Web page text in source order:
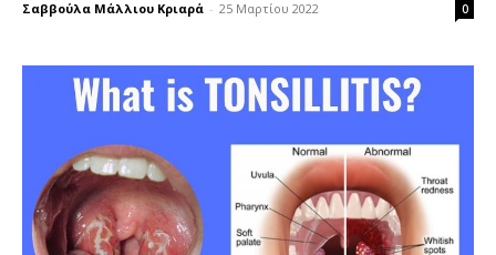
Σαββούλα Μάλλιου Κριαρά - 25 Μαρτίου 2022 0